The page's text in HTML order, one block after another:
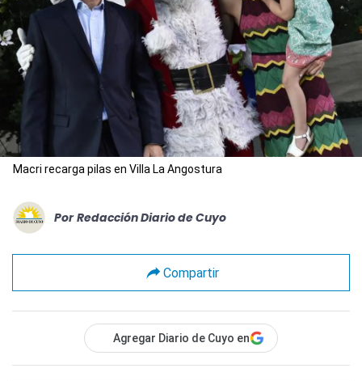
Macri recarga pilas en Villa La Angostura
Por Redacción Diario de Cuyo
Compartir
Agregar Diario de Cuyo en